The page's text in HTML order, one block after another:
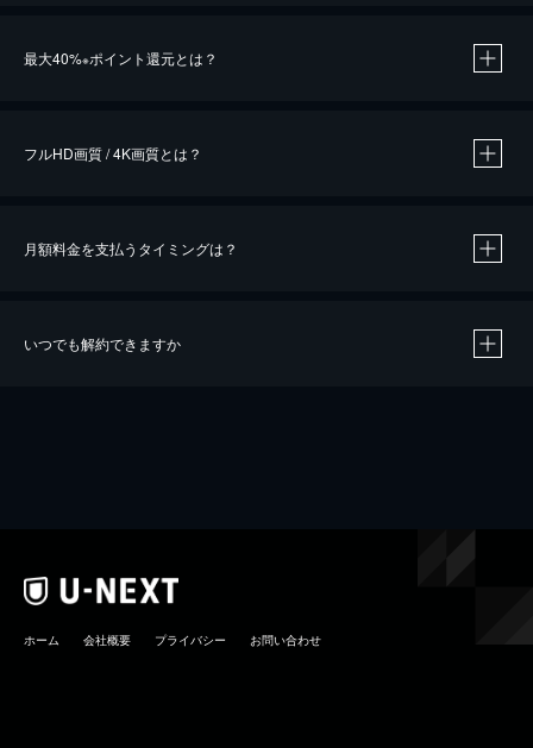
最大40%※ポイント還元とは？
※40％ポイント還元の対象は、クレジットカード決済による作品の購入 / レンタルです。
iOSアプリのUコイン決済による作品の購入 / レンタルは、20％のポイント還元です。
フルHD画質 / 4K画質とは？
月額料金を支払うタイミングは？
いつでも解約できますか
ホーム 会社概要 プライバシー お問い合わせ